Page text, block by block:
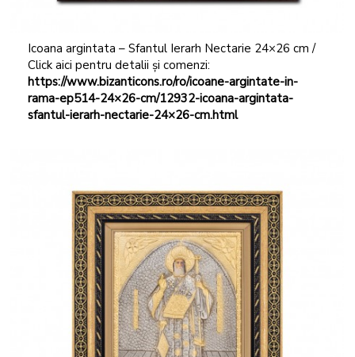
Icoana argintata – Sfantul Ierarh Nectarie 24×26 cm /
Click aici pentru detalii și comenzi:
https://www.bizanticons.ro/ro/icoane-argintate-in-
rama-ep514-24×26-cm/12932-icoana-argintata-
sfantul-ierarh-nectarie-24×26-cm.html